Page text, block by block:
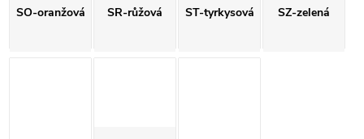
SO-oranžová SR-růžová ST-tyrkysová SZ-zelená